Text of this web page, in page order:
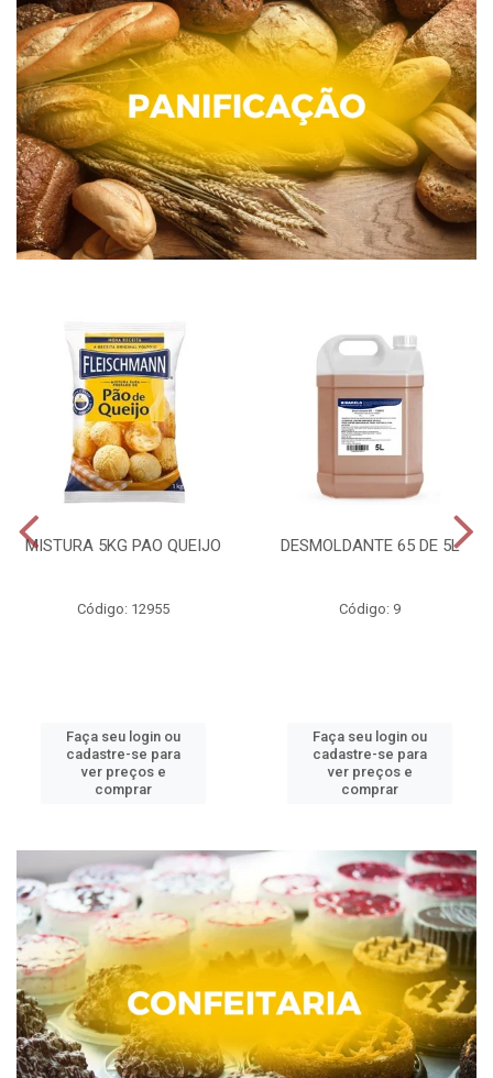
MISTURA 5KG PAO QUEIJO
Código: 12955
Faça seu login ou
cadastre-se para
ver preços e
comprar
DESMOLDANTE 65 DE 5L
Código: 9
Faça seu login ou
cadastre-se para
ver preços e
comprar